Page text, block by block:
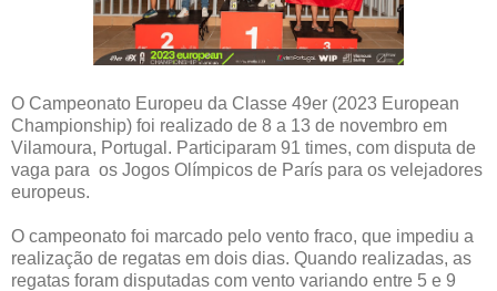
O Campeonato Europeu da Classe 49er (2023 European
Championship) foi realizado de 8 a 13 de novembro em
Vilamoura, Portugal. Participaram 91 times, com disputa de
vaga para os Jogos Olímpicos de París para os velejadores
europeus.
O campeonato foi marcado pelo vento fraco, que impediu a
realização de regatas em dois dias. Quando realizadas, as
regatas foram disputadas com vento variando entre 5 e 9